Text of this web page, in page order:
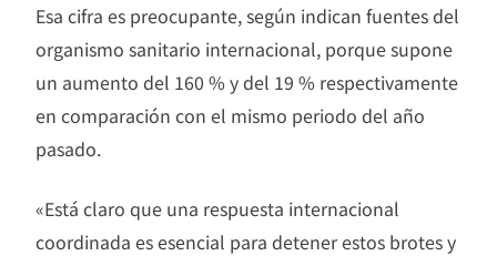
Esa cifra es preocupante, según indican fuentes del
organismo sanitario internacional, porque supone
un aumento del 160 % y del 19 % respectivamente
en comparación con el mismo periodo del año
pasado.
«Está claro que una respuesta internacional
coordinada es esencial para detener estos brotes y